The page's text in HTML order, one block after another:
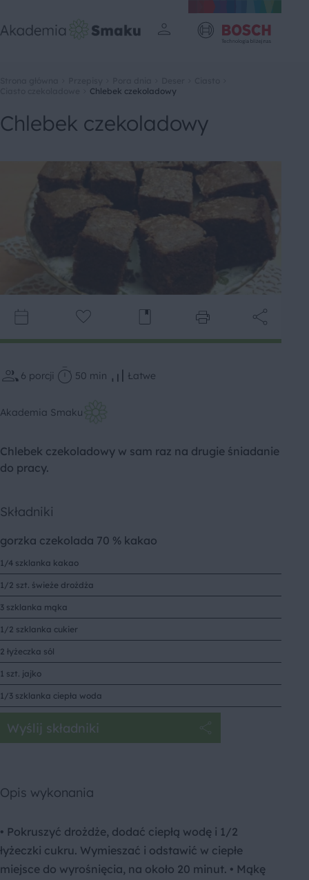
Chlebek czekoladowy
Chlebek czekoladowy
6 porcji 50 min Łatwe
Akademia Smaku
Chlebek czekoladowy w sam raz na drugie śniadanie
do pracy.
Składniki
gorzka czekolada 70 % kakao
1/4 szklanka kakao
1/2 szt. świeże drożdża
3 szklanka mąka
1/2 szklanka cukier
2 łyżeczka sól
1 szt. jajko
1/3 szklanka ciepła woda
Wyślij składniki
Opis wykonania
• Pokruszyć drożdże, dodać ciepłą wodę i 1/2
łyżeczki cukru. Wymieszać i odstawić w ciepłe
miejsce do wyrośnięcia, na około 20 minut. • Mąkę